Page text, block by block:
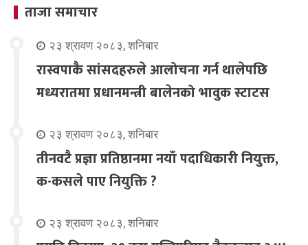
ताजा समाचार
२३ श्रावण २०८३, शनिबार
रास्वपाकै सांसदहरुले आलोचना गर्न थालेपछि
मध्यरातमा प्रधानमन्त्री बालेनको भावुक स्टाटस
२३ श्रावण २०८३, शनिबार
तीनवटै प्रज्ञा प्रतिष्ठानमा नयाँ पदाधिकारी नियुक्त,
क-कसले पाए नियुक्ति ?
२३ श्रावण २०८३, शनिबार